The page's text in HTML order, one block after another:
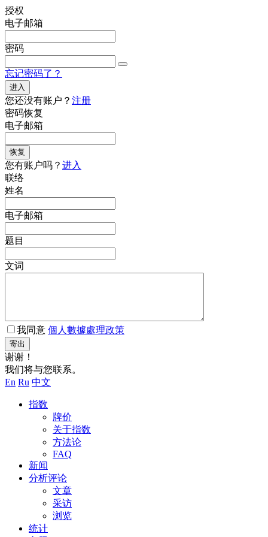
授权
电子邮箱
密码
忘记密码了？
进入
您还没有账户？ 注册
密码恢复
电子邮箱
恢复
您有账户吗？ 进入
联络
姓名
电子邮箱
题目
文词
我同意 個人數據處理政策
寄出
谢谢！
我们将与您联系。
En Ru 中文
指数
牌价
关于指数
方法论
FAQ
新闻
分析评论
文章
采访
浏览
统计